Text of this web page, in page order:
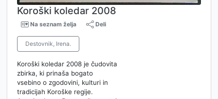
Koroški koledar 2008
Na seznam želja Deli
Destovnik, Irena.
Koroški koledar 2008 je čudovita
zbirka, ki prinaša bogato
vsebino o zgodovini, kulturi in
tradicijah Koroške regije.